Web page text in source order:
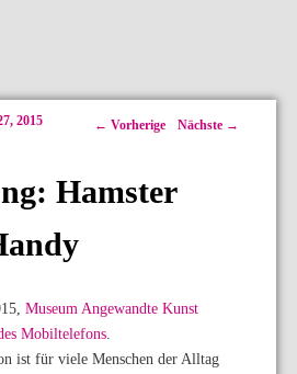
Artikelnavigation
← Vorherige Nächste →
Hamster
2015
Museum Angewandte Kunst
Mobiltelefons.
ist für viele Menschen der Alltag